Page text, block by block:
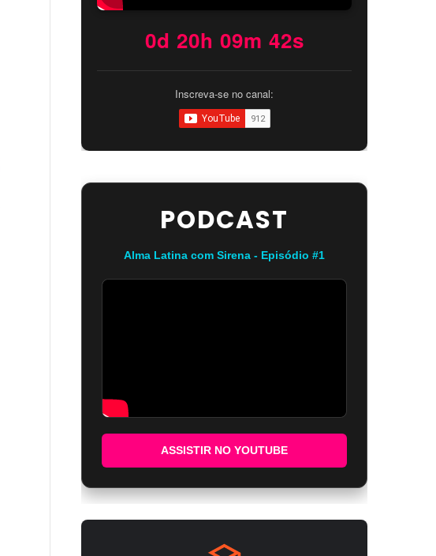
0d 20h 09m 41s
Inscreva-se no canal:
PODCAST
Alma Latina com Sirena - Episódio #1
ASSISTIR NO YOUTUBE